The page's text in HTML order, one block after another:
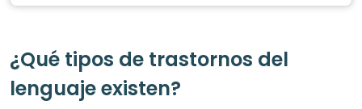
¿Qué tipos de trastornos del
lenguaje existen?